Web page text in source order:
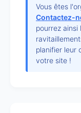
Vous êtes
Contactez-
pourrez ainsi
planifier leur
votre site !